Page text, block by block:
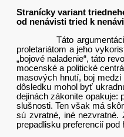
Stranícky variant
od nenávisti tried k
Táto argumentácia nás
proletariátom a jeho
„bojové naladenie“, táto
mocenské a politické centrá
masových hnutí, boj
dôsledku mohol byť
dejinách zákonite opakuje:
slušnosti. Ten však má
sú zvratné, iné nezvratné.
prepadlisku preferencií pod